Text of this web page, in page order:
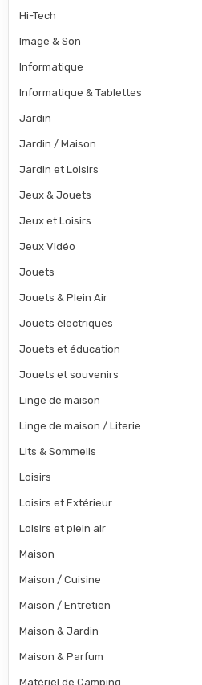
Hi-Tech
Image & Son
Informatique
Informatique & Tablettes
Jardin
Jardin / Maison
Jardin et Loisirs
Jeux & Jouets
Jeux et Loisirs
Jeux Vidéo
Jouets
Jouets & Plein Air
Jouets électriques
Jouets et éducation
Jouets et souvenirs
Linge de maison
Linge de maison / Literie
Lits & Sommeils
Loisirs
Loisirs et Extérieur
Loisirs et plein air
Maison
Maison / Cuisine
Maison / Entretien
Maison & Jardin
Maison & Parfum
Matériel de Camping